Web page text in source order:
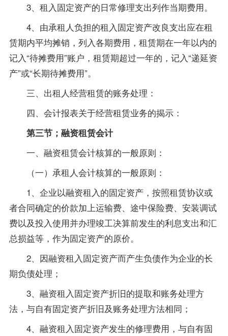
3、租入固定资产的日常修理支出列作当期费用。
4、由承租人负担的租入固定资产改良支出应在租
赁期内平均摊销，列入各期费用，租赁期在一年以内的
记入“待摊费用”账户，租赁期超过一年的，记入“递延资
产”或“长期待摊费用”。
三、出租人经营租赁的账务处理：
四、会计报表关于经营租赁业务的揭示：
第三节；融资租赁会计
一、融资租赁会计核算的一般原则：
（一）承租人会计核算的一般原则：
1、企业以融资租入的固定资产，按照租赁协议或
者合同确定的价款加上运输费、途中保险费、安装调试
费以及投入使用并办理竣工决算前发生的利息支出和汇
总损益等，作为固定资产的原价。
2、因融资租入固定资产而产生负债作为企业的长
期负债处理；
3、融资租入固定资产折旧的提取和账务处理方
法，与自有固定资产折旧及账务处理方法相同；
4、融资租入固定资产发生的修理费用，与自有固